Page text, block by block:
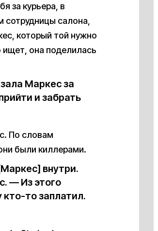
за курьера, в
сотрудницы салона,
который той нужно
ищет, она поделилась
Маркес за
и забрать
По словам
были киллерами.
внутри.
— Из этого
то заплатил.